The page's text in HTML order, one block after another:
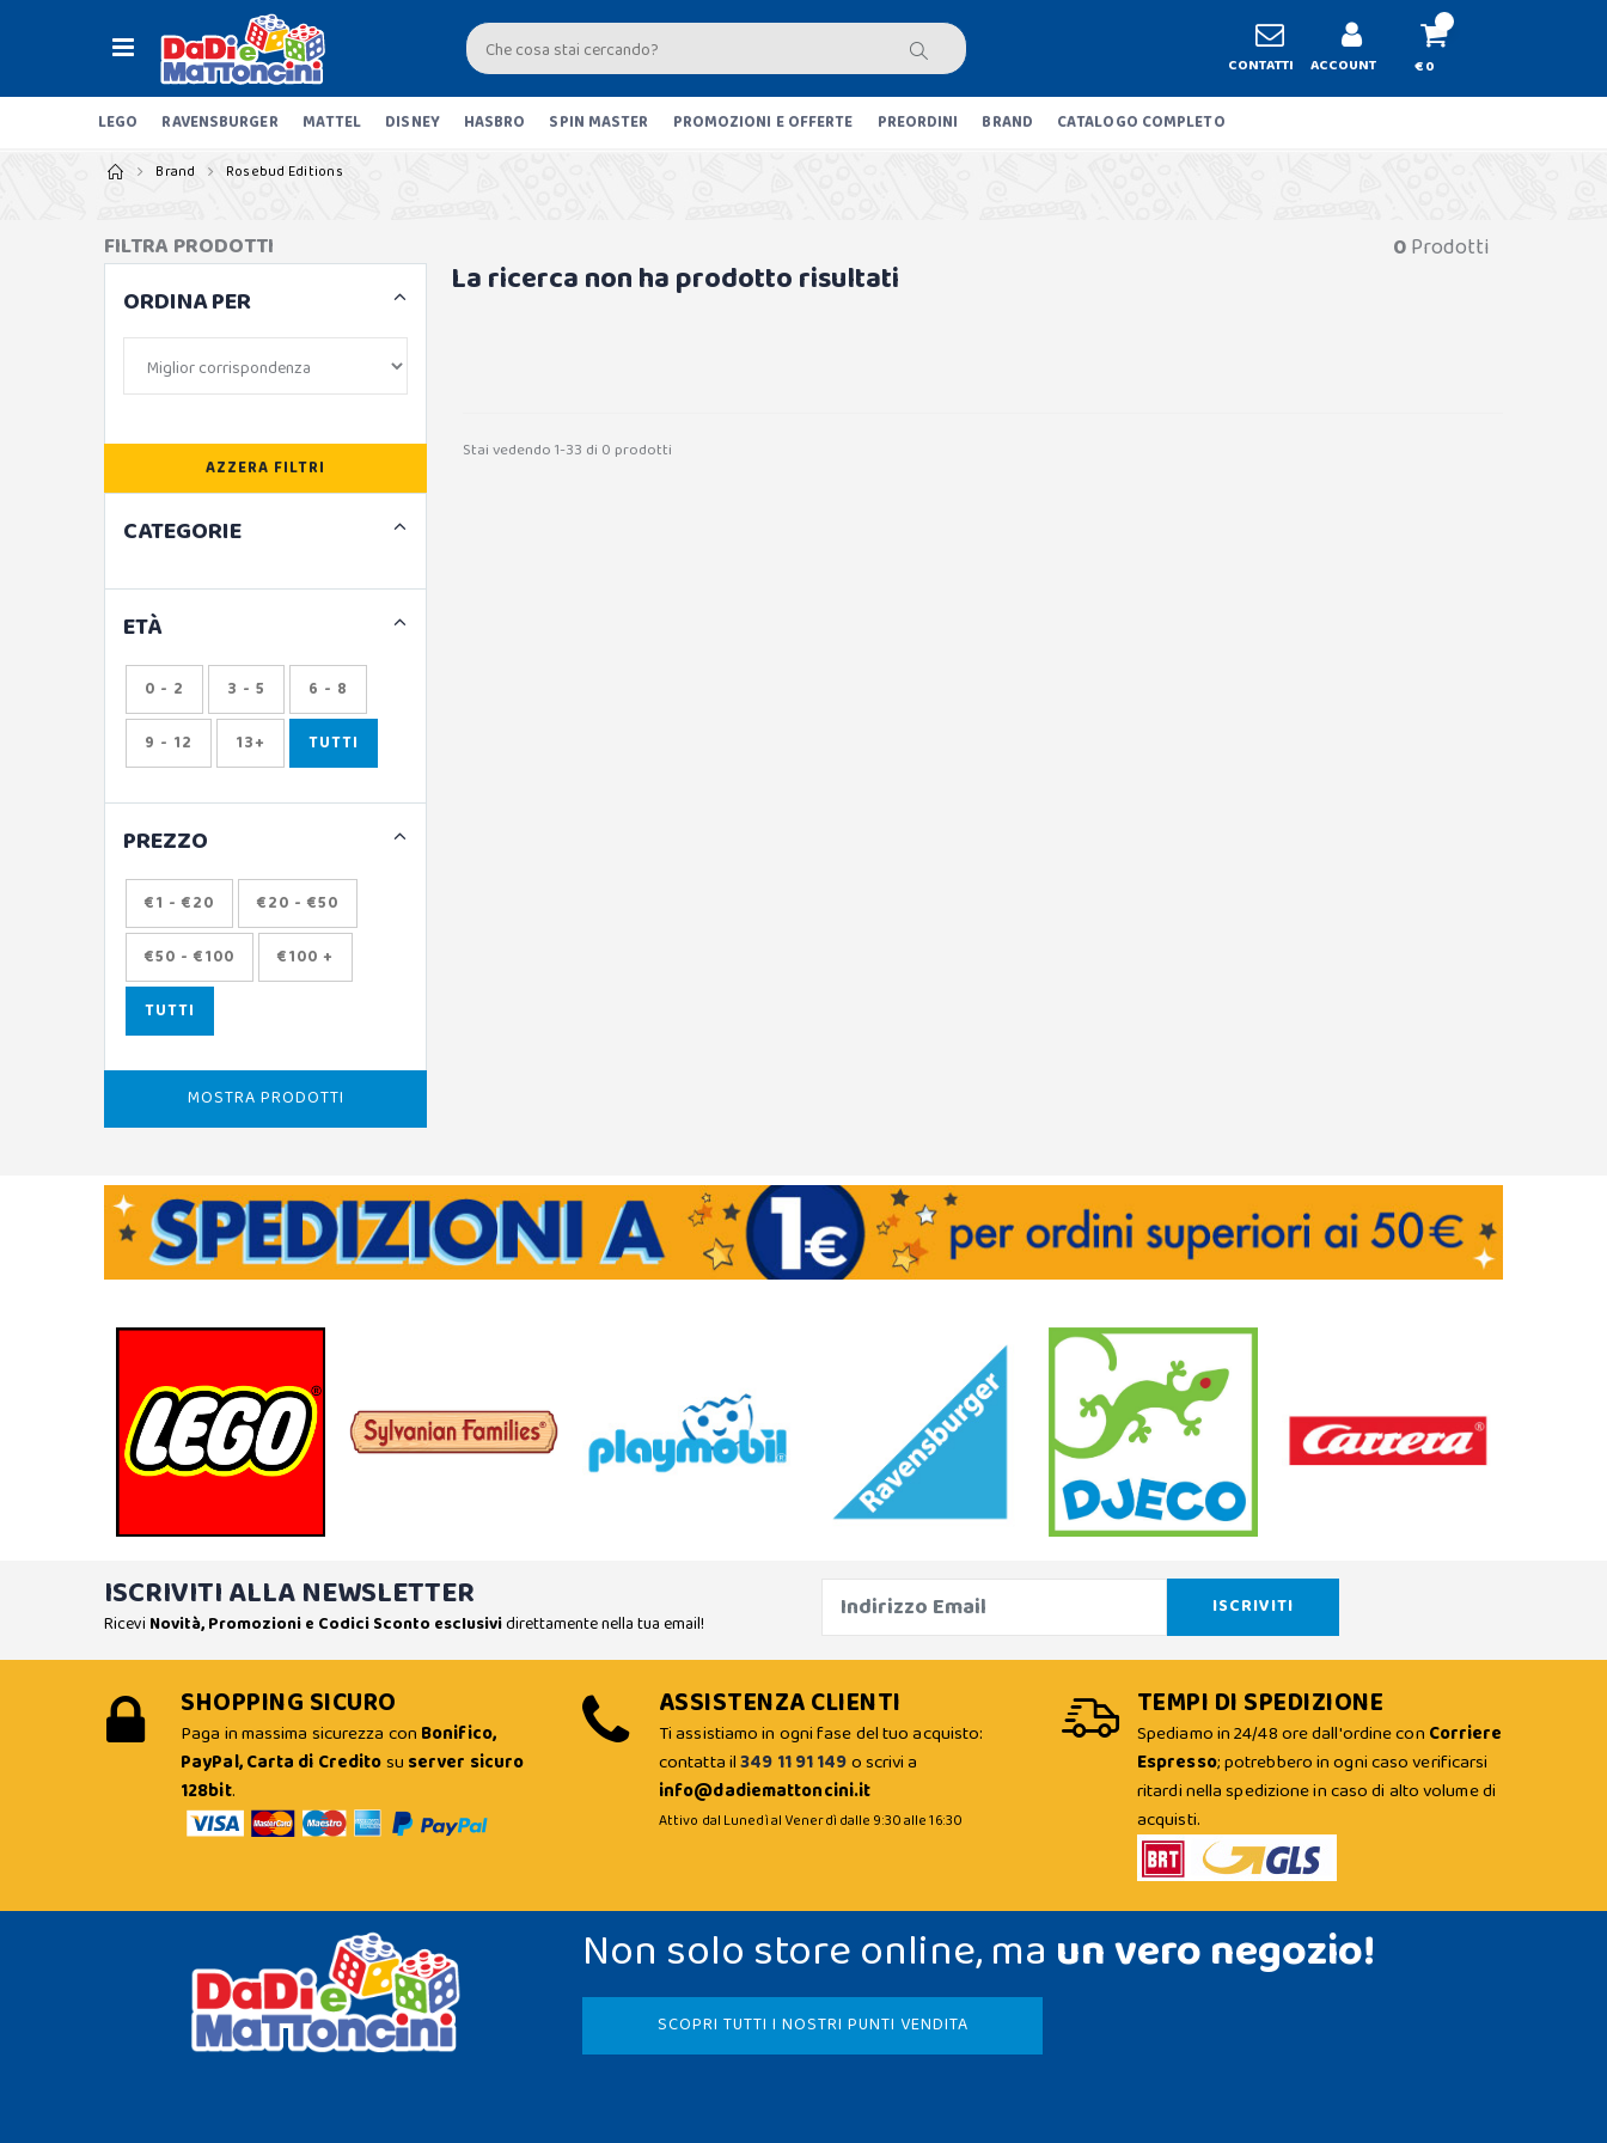
CONTATTI ACCOUNT € 0
LEGO RAVENSBURGER MATTEL DISNEY HASBRO SPIN MASTER PROMOZIONI E OFFERTE PREORDINI BRAND CATALOGO COMPLETO
Brand Rosebud Editions
0Prodotti
La ricerca non ha prodotto risultati
Stai vedendo 1-33 di 0 prodotti
FILTRA PRODOTTI
ORDINA PER
AZZERA FILTRI
CATEGORIE
ETÀ
0 - 2 3 - 5 6 - 8
9 - 12 13+ TUTTI
PREZZO
€1 - €20 €20 - €50
€50 - €100 €100 +
TUTTI
MOSTRA PRODOTTI
ISCRIVITI ALLA NEWSLETTER
Ricevi Novità, Promozioni e Codici Sconto esclusividirettamente nella tua email!
SHOPPING SICURO
Paga in massima sicurezza con Bonifico,
PayPal, Carta di Creditosu server sicuro
128bit.
ASSISTENZA CLIENTI
Ti assistiamo in ogni fase del tuo acquisto:
contatta il349 11 91 149o scrivi a
info@dadiemattoncini.it
Attivo dal Lunedì al Venerdì dalle 9:30 alle 16:30
TEMPI DI SPEDIZIONE
Spediamo in 24/48 ore dall'ordine con Corriere
Espresso; potrebbero in ogni caso verificarsi
ritardi nella spedizione in caso di alto volume di
acquisti.
Non solo store online, ma un vero negozio!
SCOPRI TUTTI I NOSTRI PUNTI VENDITA